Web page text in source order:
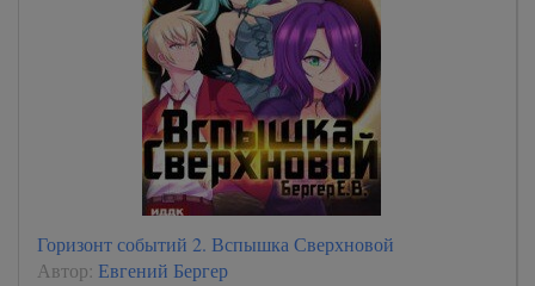
Горизонт событий 2. Вспышка Сверхновой
Автор: Евгений Бергер